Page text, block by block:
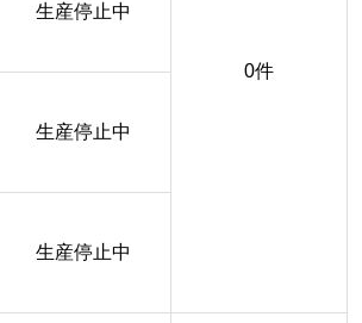
0件
生産停止中
生産停止中
生産停止中